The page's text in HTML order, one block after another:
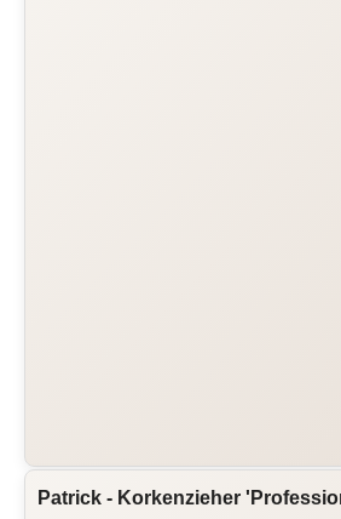
Patrick - Korkenzieher